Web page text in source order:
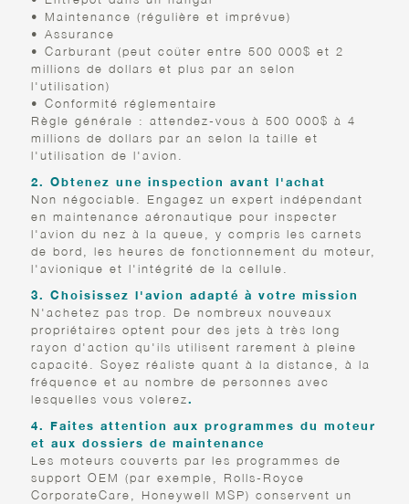
• Maintenance (régulière et imprévue)
• Assurance
• Carburant (peut coûter entre 500 000$ et 2
millions de dollars et plus par an selon
l'utilisation)
• Conformité réglementaire
Règle générale : attendez-vous à 500 000$ à 4
millions de dollars par an selon la taille et
l'utilisation de l'avion.
2. Obtenez une inspection avant l'achat
Non négociable. Engagez un expert indépendant
en maintenance aéronautique pour inspecter
l'avion du nez à la queue, y compris les carnets
de bord, les heures de fonctionnement du moteur,
l'avionique et l'intégrité de la cellule.
3. Choisissez l'avion adapté à votre mission
N'achetez pas trop. De nombreux nouveaux
propriétaires optent pour des jets à très long
rayon d'action qu'ils utilisent rarement à pleine
capacité. Soyez réaliste quant à la distance, à la
fréquence et au nombre de personnes avec
lesquelles vous volerez.
4. Faites attention aux programmes du moteur
et aux dossiers de maintenance
Les moteurs couverts par les programmes de
support OEM (par exemple, Rolls-Royce
CorporateCare, Honeywell MSP) conservent un